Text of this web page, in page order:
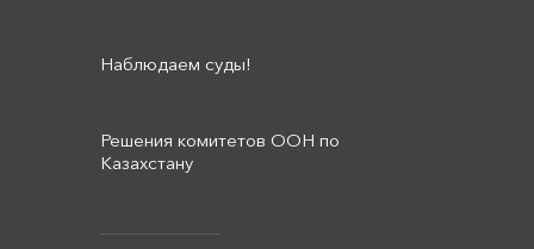
Наблюдаем суды!
Решения комитетов ООН по
Казахстану